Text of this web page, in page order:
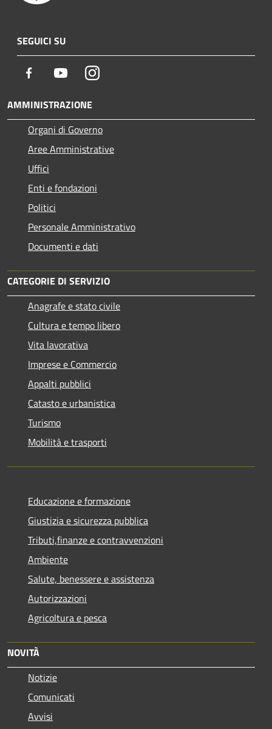
SEGUICI SU
Facebook YoutubeInstagram
AMMINISTRAZIONE
Organi di Governo
Aree Amministrative
Uffici
Enti e fondazioni
Politici
Personale Amministrativo
Documenti e dati
CATEGORIE DI SERVIZIO
Anagrafe e stato civile
Cultura e tempo libero
Vita lavorativa
Imprese e Commercio
Appalti pubblici
Catasto e urbanistica
Turismo
Mobilità e trasporti
Educazione e formazione
Giustizia e sicurezza pubblica
Tributi,finanze e contravvenzioni
Ambiente
Salute, benessere e assistenza
Autorizzazioni
Agricoltura e pesca
NOVITÀ
Notizie
Comunicati
Avvisi